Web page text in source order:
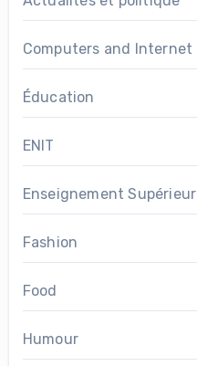
Computers and Internet
Éducation
ENIT
Enseignement Supérieur
Fashion
Food
Humour